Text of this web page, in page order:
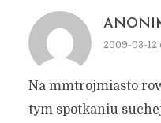
2009-03-12
Na mmtrojmiasto
tym spotkaniu